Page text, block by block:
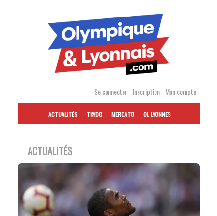
Se connecter Inscription Mon compte
ACTUALITÉS TKYDG MERCATO OL LYONNES
ACTUALITÉS